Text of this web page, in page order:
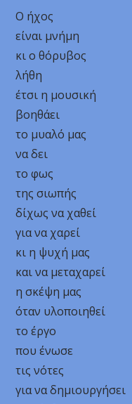
Ο ήχος
είναι μνήμη
κι ο θόρυβος
λήθη
έτσι η μουσική
βοηθάει
το μυαλό μας
να δει
το φως
της σιωπής
δίχως να χαθεί
για να χαρεί
κι η ψυχή μας
και να μεταχαρεί
η σκέψη μας
όταν υλοποιηθεί
το έργο
που ένωσε
τις νότες
για να δημιουργήσει